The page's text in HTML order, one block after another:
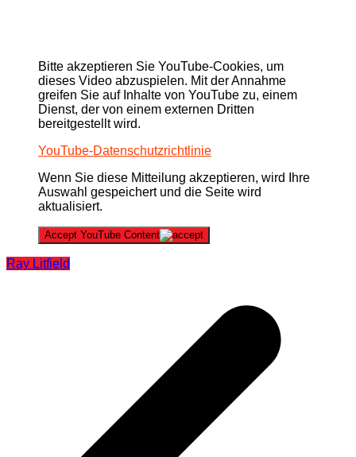
Bitte akzeptieren Sie YouTube-Cookies, um
dieses Video abzuspielen. Mit der Annahme
greifen Sie auf Inhalte von YouTube zu, einem
Dienst, der von einem externen Dritten
bereitgestellt wird.
YouTube-Datenschutzrichtlinie
Wenn Sie diese Mitteilung akzeptieren, wird Ihre
Auswahl gespeichert und die Seite wird
aktualisiert.
Accept YouTube Content
Ray Litfield